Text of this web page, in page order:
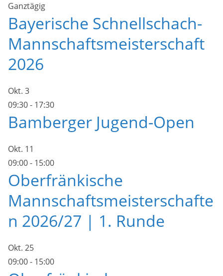
Ganztägig
Bayerische Schnellschach-
Mannschaftsmeisterschaft
2026
Okt. 3
09:30- 17:30
Bamberger Jugend-Open
Okt. 11
09:00- 15:00
Oberfränkische
Mannschaftsmeisterschafte
n 2026/27 | 1. Runde
Okt. 25
09:00- 15:00